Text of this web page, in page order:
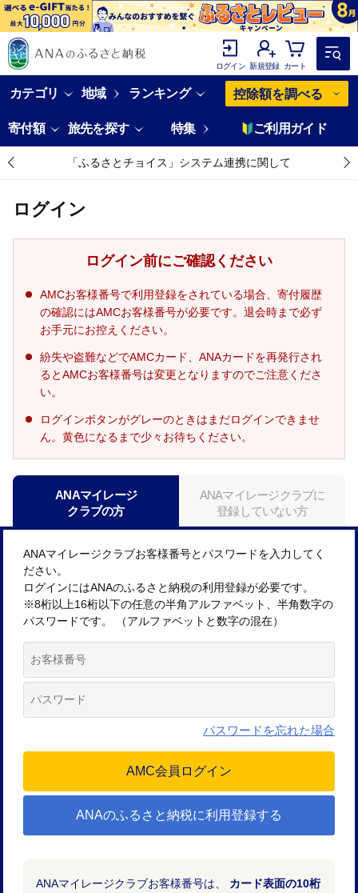
ログイン 新規登録 カート
カテゴリ 地域 ランキング 控除額を調べる
寄付額 旅先を探す 特集 ご利用ガイド
「ふるさとチョイス」システム連携に関して
ログイン
ログイン前にご確認ください
AMCお客様番号で利用登録をされている場合、寄付履歴
の確認にはAMCお客様番号が必要です。退会時まで必ず
お手元にお控えください。
紛失や盗難などでAMCカード、ANAカードを再発行され
るとAMCお客様番号は変更となりますのでご注意くださ
い。
ログインボタンがグレーのときはまだログインできませ
ん。黄色になるまで少々お待ちください。
ANAマイレージ
クラブの方
ANAマイレージクラブに
登録していない方
ANAマイレージクラブお客様番号とパスワードを入力してく
ださい。
ログインにはANAのふるさと納税の利用登録が必要です。
※8桁以上16桁以下の任意の半角アルファベット、半角数字の
パスワードです。 （アルファベットと数字の混在）
パスワードを忘れた場合
ANAのふるさと納税に利用登録する
ANAマイレージクラブお客様番号は、 カード表面の10桁